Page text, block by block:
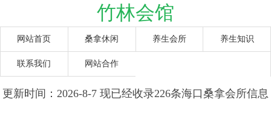
竹林会馆
网站首页 桑拿休闲 养生会所 养生知识
联系我们 网站合作
更新时间：2026-8-7 现已经收录226条海口桑拿会所信息